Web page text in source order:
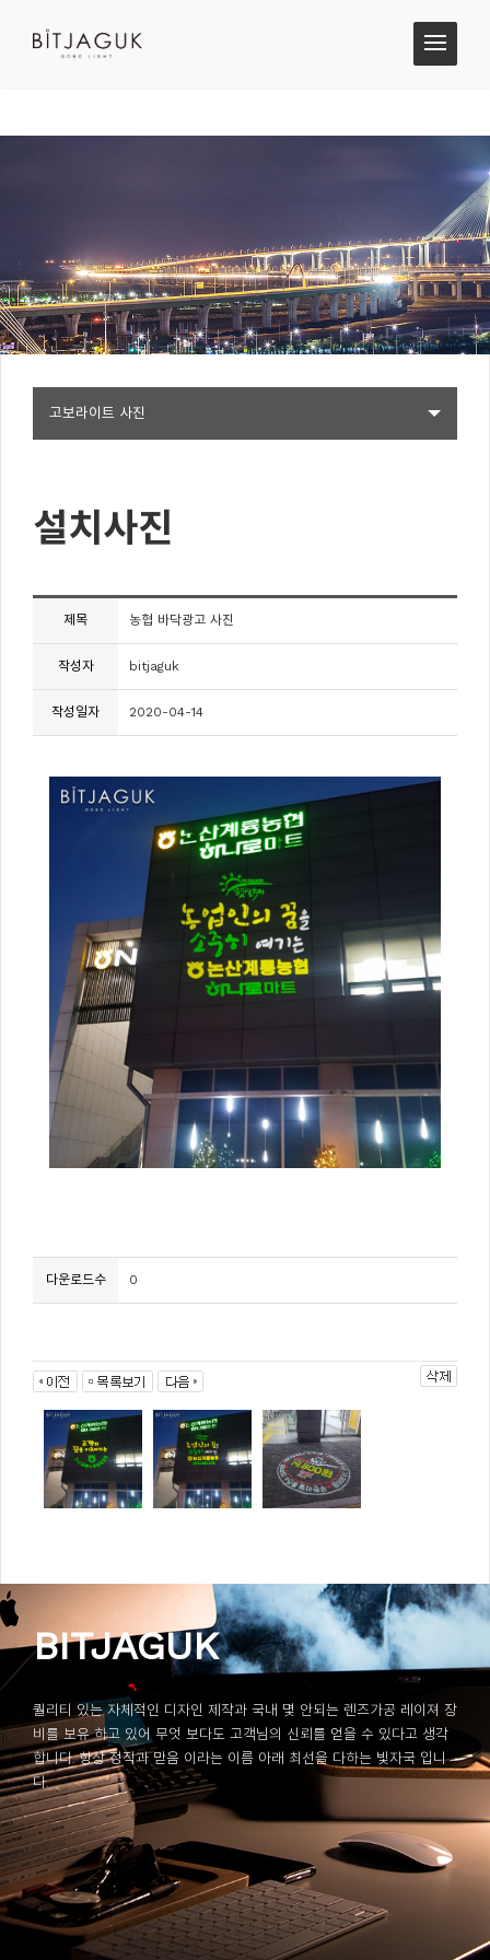
고보라이트 사진
설치사진
제목 농협 바닥광고 사진
작성자 bitjaguk
작성일자 2020-04-14
다운로드수 0
BITJAGUK
퀄리티 있는 자체적인 디자인 제작과 국내 몇 안되는 렌즈가공 레이져 장
비를 보유 하고 있어 무엇 보다도 고객님의 신뢰를 얻을 수 있다고 생각
합니다. 항상 정직과 믿음 이라는 이름 아래 최선을 다하는 빛자국 입니
다.